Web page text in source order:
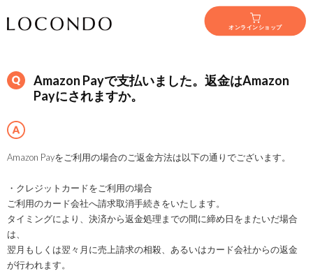
オンラインショップ
Amazon Payで支払いました。返金はAmazon
Payにされますか。
Amazon Payをご利用の場合のご返金方法は以下の通りでございます。
・クレジットカードをご利用の場合
ご利用のカード会社へ請求取消手続きをいたします。
タイミングにより、決済から返金処理までの間に締め日をまたいだ場合
は、
翌月もしくは翌々月に売上請求の相殺、あるいはカード会社からの返金
が行われます。